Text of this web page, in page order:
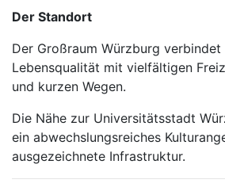
Der Standort
Der Großraum Würzburg verbindet
Lebensqualität mit vielfältigen
und kurzen Wegen.
Die Nähe zur Universitätsstadt
ein abwechslungsreiches
ausgezeichnete Infrastruktur.